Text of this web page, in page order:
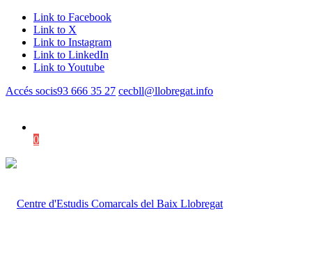
Link to Facebook
Link to X
Link to Instagram
Link to LinkedIn
Link to Youtube
Accés socis93 666 35 27 cecbll@llobregat.info
0